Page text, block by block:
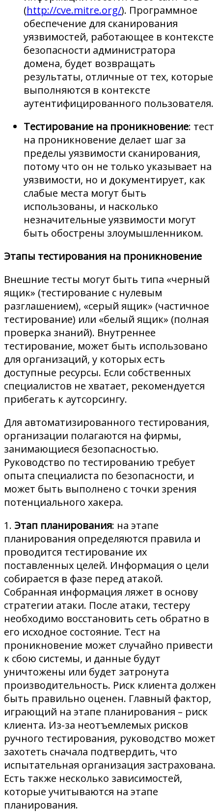
(http://cve.mitre.org/). Программное
обеспечение для сканирования
уязвимостей, работающее в контексте
безопасности администратора
домена, будет возвращать
результаты, отличные от тех, которые
выполняются в контексте
аутентифицированного пользователя.
Тестирование на проникновение: тест
на проникновение делает шаг за
пределы уязвимости сканирования,
потому что он не только указывает на
уязвимости, но и документирует, как
слабые места могут быть
использованы, и насколько
незначительные уязвимости могут
быть обострены злоумышленником.
Этапы тестирования на проникновение
Внешние тесты могут быть типа «черный
ящик» (тестирование с нулевым
разглашением), «серый ящик» (частичное
тестирование) или «белый ящик» (полная
проверка знаний). Внутреннее
тестирование, может быть использовано
для организаций, у которых есть
доступные ресурсы. Если собственных
специалистов не хватает, рекомендуется
прибегать к аутсорсингу.
Для автоматизированного тестирования,
организации полагаются на фирмы,
занимающиеся безопасностью.
Руководство по тестированию требует
опыта специалиста по безопасности, и
может быть выполнено с точки зрения
потенциального хакера.
1. Этап планирования: на этапе
планирования определяются правила и
проводится тестирование их
поставленных целей. Информация о цели
собирается в фазе перед атакой.
Собранная информация ляжет в основу
стратегии атаки. После атаки, тестеру
необходимо восстановить сеть обратно в
его исходное состояние. Тест на
проникновение может случайно привести
к сбою системы, и данные будут
уничтожены или будет затронута
производительность. Риск клиента должен
быть правильно оценен. Главный фактор,
играющий на этапе планирования – риск
клиента. Из-за неотъемлемых рисков
ручного тестирования, руководство может
захотеть сначала подтвердить, что
испытательная организация застрахована.
Есть также несколько зависимостей,
которые учитываются на этапе
планирования.